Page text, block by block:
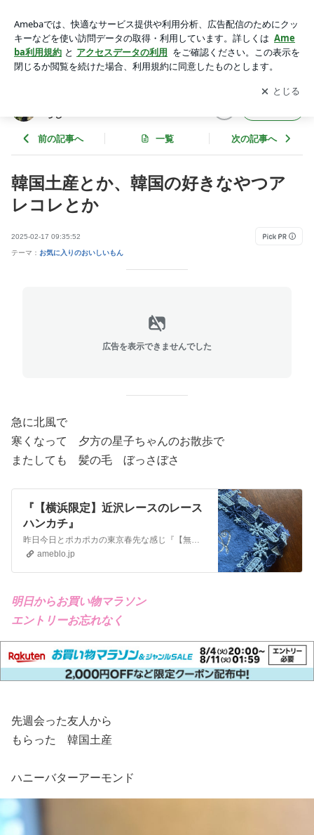
楽しむオトナ女子の暮らし
アプリをダウンロードして ブログの更新通知
を受け取りまし
ょう。
開く
らし
前の記事へ 一覧 次の記事へ
韓国土産とか、韓国の好きなやつア
レコレとか
2025-02-17 09:35:52
テーマ： お気に入りのおいしいもん
広告を表示できませんでした
急に北風で
寒くなって 夕方の星子ちゃんのお散歩で
またしても 髪の毛 ぼっさぼさ
『【横浜限定】近沢レースのレース
ハンカチ』
昨日今日とポカポカの東京春先な感じ『【無印良品】数年ぶりに買い求めたもの』今日は前々から行きたかったセミナーを 忘れていた…大失態！行くことではなくてあること…
ameblo.jp
明日からお買い物マラソン
エントリーお忘れなく
先週会った友人から
もらった 韓国土産
ハニーバターアーモンド